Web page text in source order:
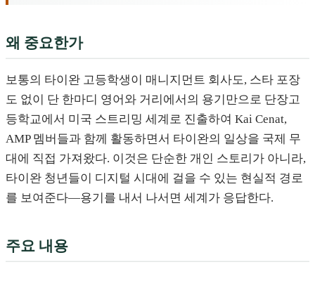
왜 중요한가
보통의 타이완 고등학생이 매니지먼트 회사도, 스타 포장
도 없이 단 한마디 영어와 거리에서의 용기만으로 단장고
등학교에서 미국 스트리밍 세계로 진출하여 Kai Cenat,
AMP 멤버들과 함께 활동하면서 타이완의 일상을 국제 무
대에 직접 가져왔다. 이것은 단순한 개인 스토리가 아니라,
타이완 청년들이 디지털 시대에 걸을 수 있는 현실적 경로
를 보여준다—용기를 내서 나서면 세계가 응답한다.
주요 내용